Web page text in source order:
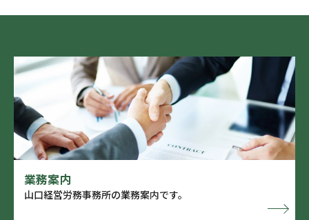
業務案内
山口経営労務事務所の業務案内です。